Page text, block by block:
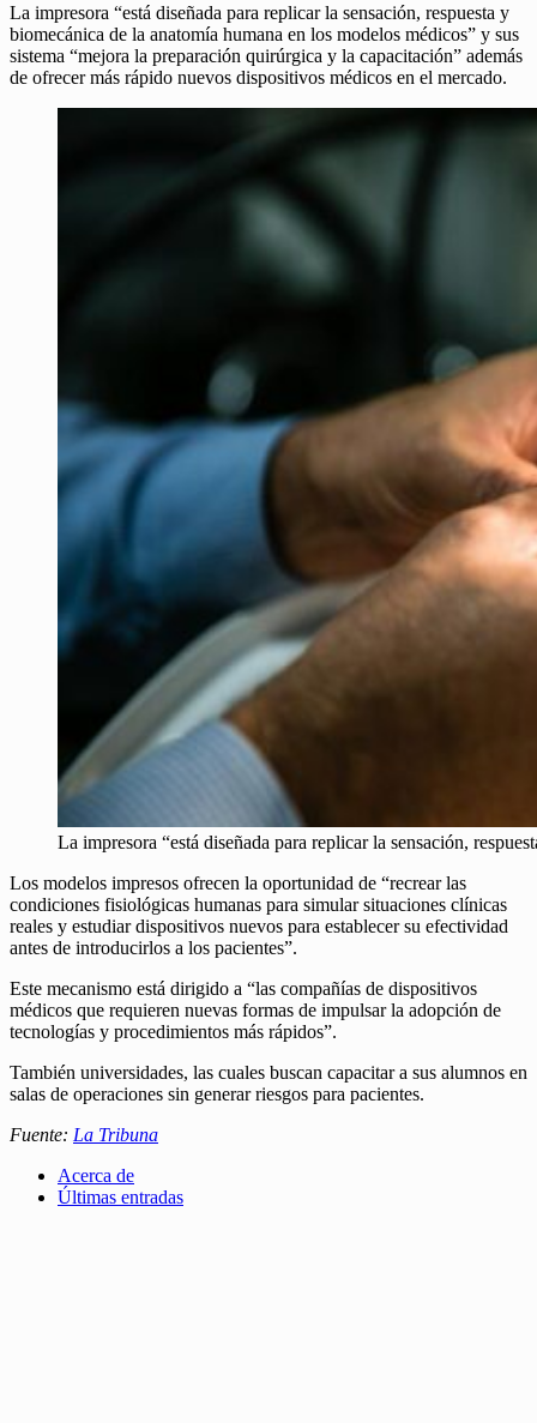
La impresora “está diseñada para replicar la sensación, respuesta y
biomecánica de la anatomía humana en los modelos médicos” y sus
sistema “mejora la preparación quirúrgica y la capacitación” además
de ofrecer más rápido nuevos dispositivos médicos en el mercado.
La impresora “está diseñada para replicar la sensación,
Los modelos impresos ofrecen la oportunidad de “recrear las
condiciones fisiológicas humanas para simular situaciones clínicas
reales y estudiar dispositivos nuevos para establecer su efectividad
antes de introducirlos a los pacientes”.
Este mecanismo está dirigido a “las compañías de dispositivos
médicos que requieren nuevas formas de impulsar la adopción de
tecnologías y procedimientos más rápidos”.
También universidades, las cuales buscan capacitar a sus alumnos en
salas de operaciones sin generar riesgos para pacientes.
Fuente: La Tribuna
Acerca de
Últimas entradas